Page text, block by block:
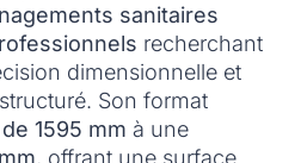
sanitaires
recherchant
dimensionnelle et
Son format
1595 mm à une
, offrant une surface